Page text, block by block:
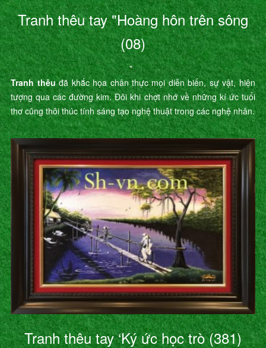
Tranh thêu tay "Hoàng hôn trên sông
(08)
"
Tranh thêuđã khắc họa chân thực mọi diễn biến, sự vật, hiện
tượng qua các đường kim. Đôi khi chợt nhớ về những kí ức tuổi
thơ cũng thôi thúc tính sáng tạo nghệ thuật trong các nghệ nhân.
Tranh thêu tay ‘Ký ức học trò (381)